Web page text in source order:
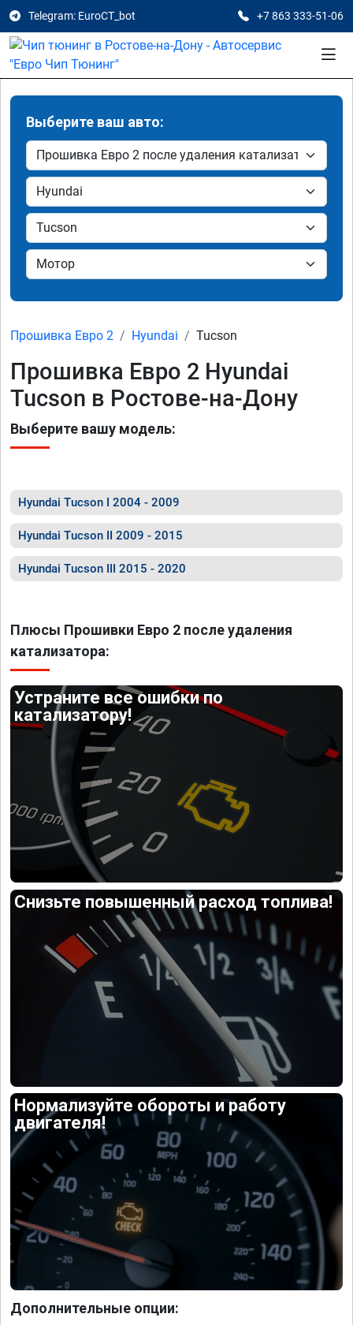
Telegram: EuroCT_bot +7 863 333-51-06
Выберите ваш авто:
Прошивка Евро 2 Hyundai Tucson
Прошивка Евро 2 Hyundai
Tucson в Ростове-на-Дону
Выберите вашу модель:
Hyundai Tucson I 2004 - 2009
Hyundai Tucson II 2009 - 2015
Hyundai Tucson III 2015 - 2020
Плюсы Прошивки Евро 2 после удаления
катализатора:
Устраните все ошибки по
катализатору!
Снизьте повышенный расход топлива!
Нормализуйте обороты и работу
двигателя!
Дополнительные опции: